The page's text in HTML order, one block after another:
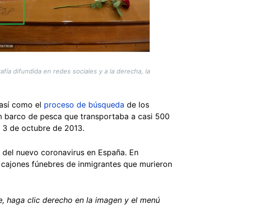
difundida en redes sociales y a la derecha, la
como el proceso de búsqueda de los
barco de pesca que transportaba a casi 500
de octubre de 2013.
nuevo coronavirus en España. En
fúnebres de inmigrantes que murieron
haga clic derecho en la imagen y el menú